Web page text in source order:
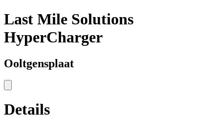
Last Mile Solutions
HyperCharger
Ooltgensplaat
Details